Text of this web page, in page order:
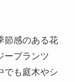
節感のある花
ープランツ
でも庭木やシ